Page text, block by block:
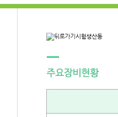
시험생산동